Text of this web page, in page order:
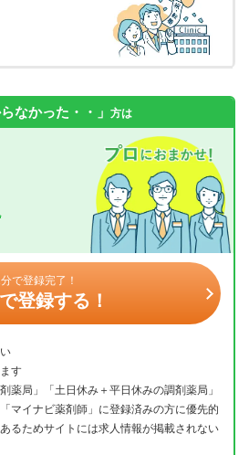
なかった・・」 方は
で登録完了！
登録する！
す
薬局」「土日休み＋平日休みの調剤薬局」
マイナビ薬剤師」に登録済みの方に優先的
るためサイトには求人情報が掲載されない